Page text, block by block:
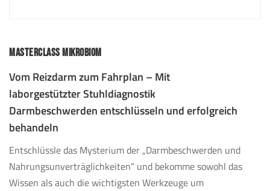
MASTERCLASS MIKROBIOM
Vom Reizdarm zum Fahrplan – Mit
laborgestützter Stuhldiagnostik
Darmbeschwerden entschlüsseln und erfolgreich
behandeln
Entschlüssle das Mysterium der „Darmbeschwerden und
Nahrungsunverträglichkeiten“ und bekomme sowohl das
Wissen als auch die wichtigsten Werkzeuge um